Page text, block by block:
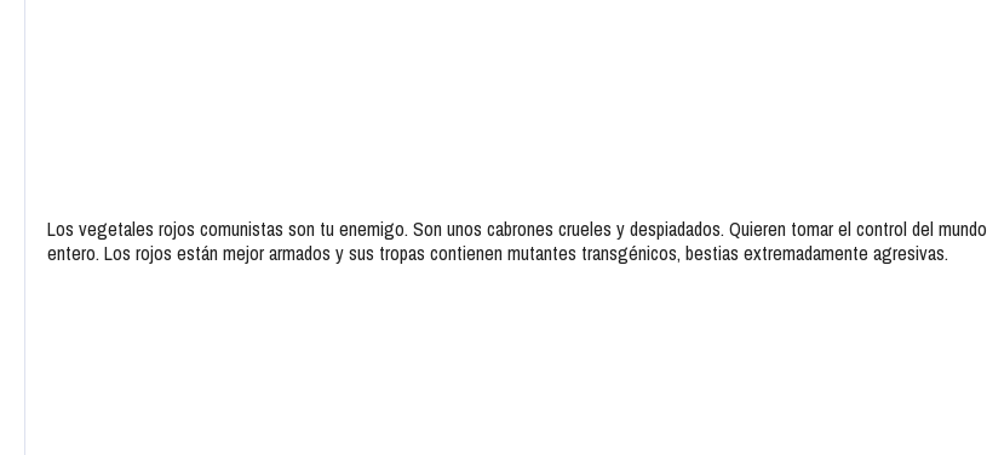
Los vegetales rojos comunistas son tu enemigo. Son unos cabrones crueles y despiadados. Quieren tomar el control del mundo
entero. Los rojos están mejor armados y sus tropas contienen mutantes transgénicos, bestias extremadamente agresivas.